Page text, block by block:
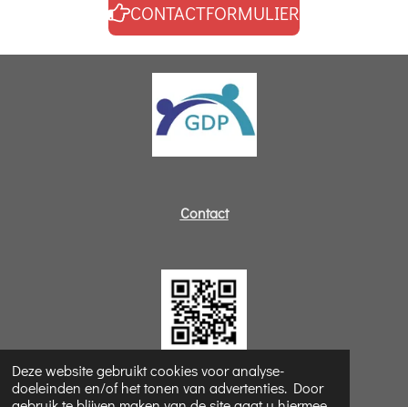
Deze website gebruikt cookies voor analyse-
doeleinden en/of het tonen van advertenties. Door
CONTACTFORMULIER
Contact
©2021 conflictbemiddelingskantoor